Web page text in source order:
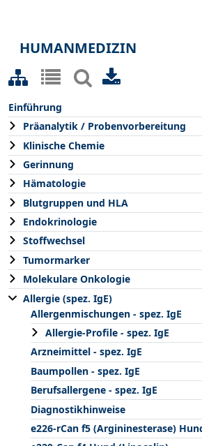
HUMANMEDIZIN
Einführung
Präanalytik / Probenvorbereitung
Klinische Chemie
Gerinnung
Hämatologie
Blutgruppen und HLA
Endokrinologie
Stoffwechsel
Tumormarker
Molekulare Onkologie
Allergie (spez. IgE)
Allergenmischungen - spez. IgE
Allergie-Profile - spez. IgE
Arzneimittel - spez. IgE
Baumpollen - spez. IgE
Berufsallergene - spez. IgE
Diagnostikhinweise
e226-rCan f5 (Argininesterase)